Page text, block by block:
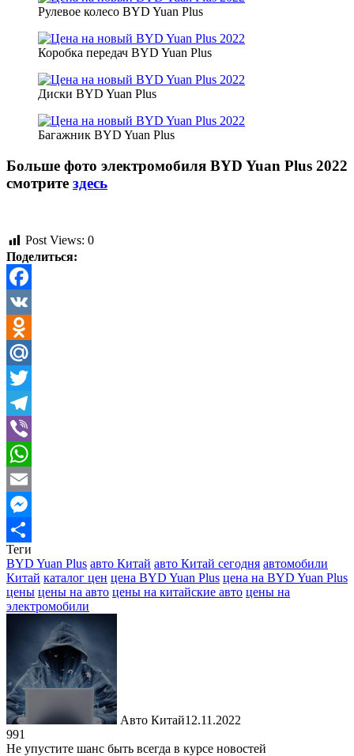
Рулевое колесо BYD Yuan Plus
Коробка передач BYD Yuan Plus
Диски BYD Yuan Plus
Багажник BYD Yuan Plus
Больше фото электромобиля BYD Yuan Plus 2022
смотрите здесь
Post Views: 0
Поделиться:
Facebook
VK
Odnoklassniki
Mail.Ru
Twitter
Telegram
Viber
WhatsApp
Email
Messenger
Отправить
Теги
BYD Yuan Plus авто Китай авто Китай сегодня автомобили
Китай каталог цен цена BYD Yuan Plus цена на BYD Yuan Plus
цены цены на авто цены на китайские авто цены на
электромобили
Авто Китай12.11.2022
991
Не упустите шанс быть всегда в курсе новостей